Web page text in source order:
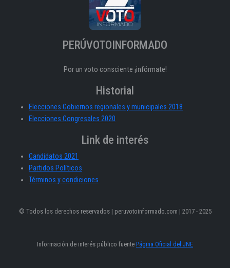
PERÚVOTOINFORMADO
Por un voto consciente ¡infórmate!
Historial
Elecciones Gobiernos regionales y municipales 2018
Elecciones Congresales 2020
Link de interés
Candidatos 2021
Partidos Políticos
Términos y condiciones
© Todos los derechos reservados | peruvotoinformado.com | 2017 - 2025
Información de interés público fuente Página Oficial del JNE